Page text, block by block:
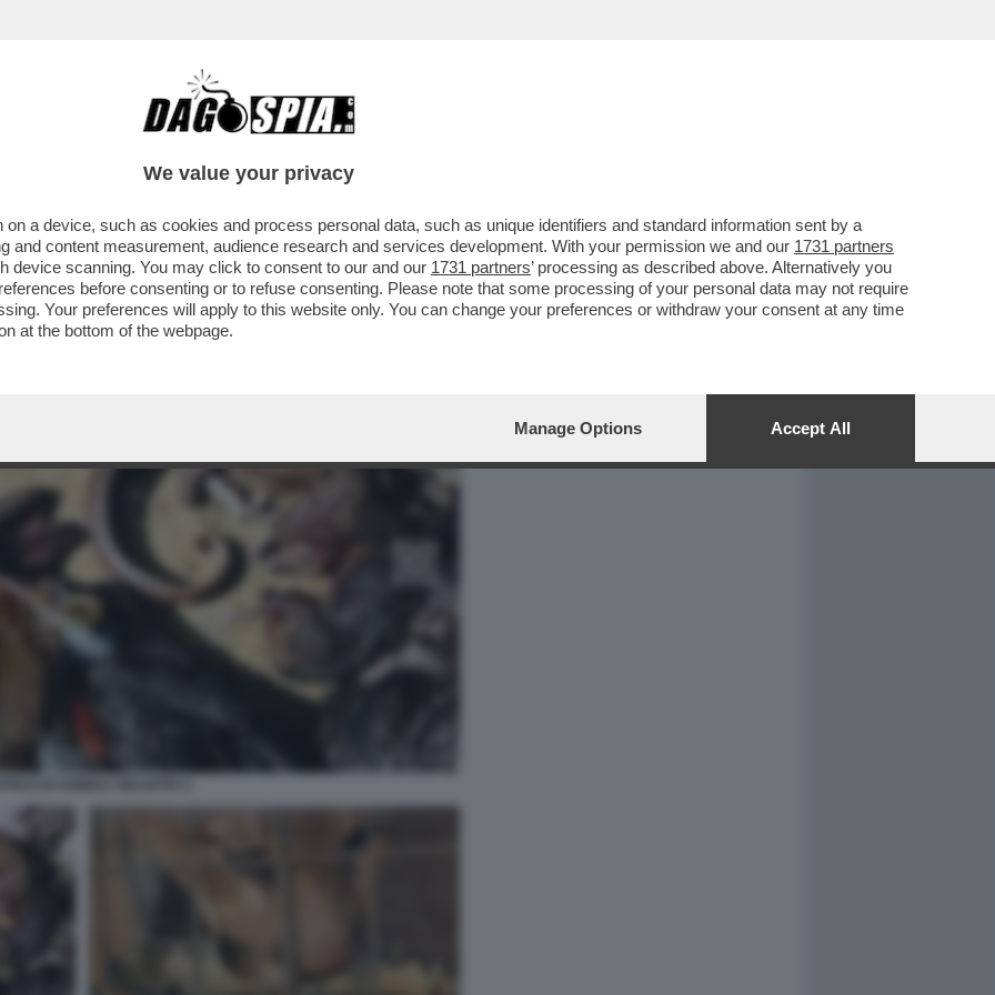
CAFONAL CRONACHE
SONO STATI SEQUESTRATI OLTRE
A RISCHIO..
We value your privacy
a device, such as cookies and process personal data, such as unique identifiers and standard information sent by a
and content measurement, audience research and services development. With your permission we and our 1731 partners
device scanning. You may click to consent to our and our 1731 partners’ processing as described above. Alternatively you
before consenting or to refuse consenting. Please note that some processing of your personal data may not require
Your preferences will apply to this website only. You can change your preferences or withdraw your consent at any time
at the bottom of the webpage.
Manage Options Accept All